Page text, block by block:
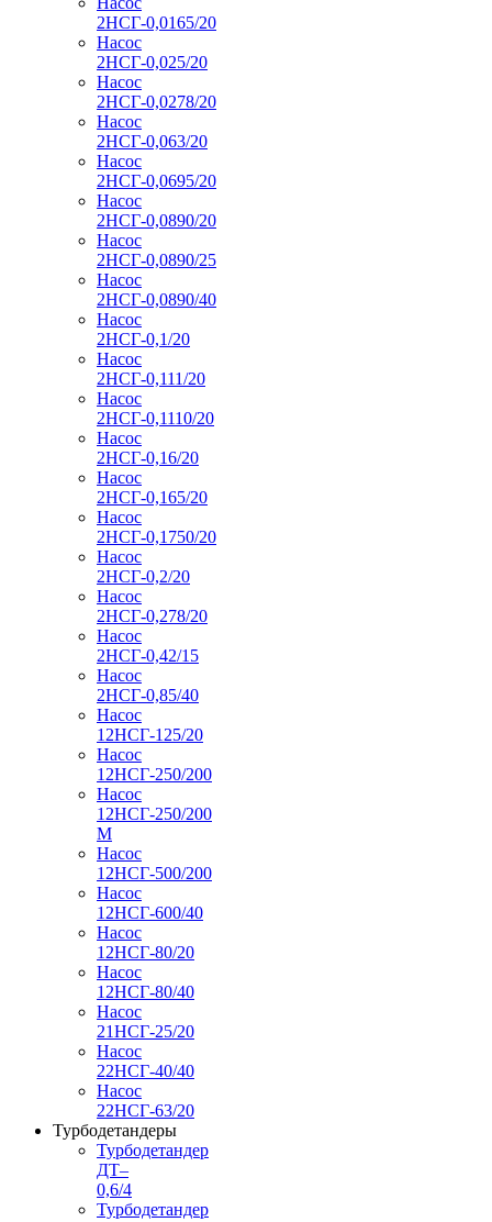
2НСГ-0,0165/20
Насос
2НСГ-0,025/20
Насос
2НСГ-0,0278/20
Насос
2НСГ-0,063/20
Насос
2НСГ-0,0695/20
Насос
2НСГ-0,0890/20
Насос
2НСГ-0,0890/25
Насос
2НСГ-0,0890/40
Насос
2НСГ-0,1/20
Насос
2НСГ-0,111/20
Насос
2НСГ-0,1110/20
Насос
2НСГ-0,16/20
Насос
2НСГ-0,165/20
Насос
2НСГ-0,1750/20
Насос
2НСГ-0,2/20
Насос
2НСГ-0,278/20
Насос
2НСГ-0,42/15
Насос
2НСГ-0,85/40
Насос
12НСГ-125/20
Насос
12НСГ-250/200
Насос
12НСГ-250/200
М
Насос
12НСГ-500/200
Насос
12НСГ-600/40
Насос
12НСГ-80/20
Насос
12НСГ-80/40
Насос
21НСГ-25/20
Насос
22НСГ-40/40
Насос
22НСГ-63/20
Турбодетандеры
Турбодетандер
ДТ–
0,6/4
Турбодетандер